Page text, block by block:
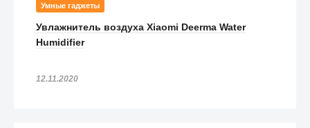
Умные гаджеты
Увлажнитель воздуха Xiaomi Deerma Water
Humidifier
12.11.2020